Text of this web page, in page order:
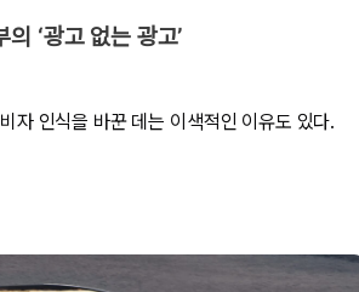
‘광고 없는 광고’
자 인식을 바꾼 데는 이색적인 이유도 있다.